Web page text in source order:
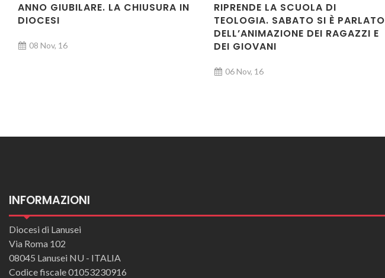
ANNO GIUBILARE. LA CHIUSURA IN
DIOCESI
08 Nov, 16
RIPRENDE LA SCUOLA DI
TEOLOGIA. SABATO SI È PARLATO
DELL’ANIMAZIONE DEI RAGAZZI E
DEI GIOVANI
06 Nov, 16
INFORMAZIONI
Diocesi di Lanusei
Via Roma 102
08045 Lanusei NU - ITALIA
Codice fiscale 01053230916